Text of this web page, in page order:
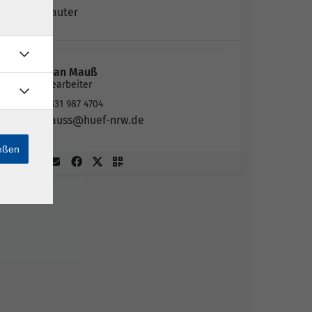
Kirsten Lauter
Stephan Mauß
Sachbearbeiter
02331 987 4704
mauss@huef-nrw.de